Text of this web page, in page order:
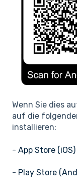
Wenn Sie dies
auf die
installieren:
- App Store (iOS)
- Play Store